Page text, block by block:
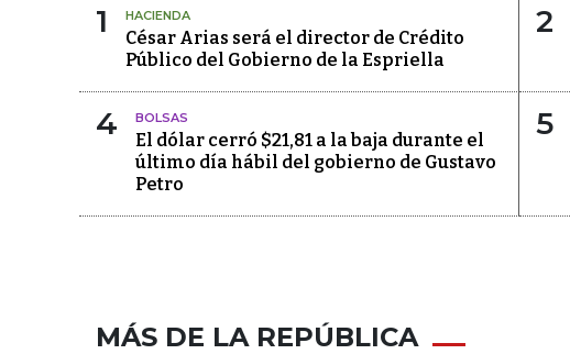
1 HACIENDA
César Arias será el director de Crédito
Público del Gobierno de la Espriella
2
4 BOLSAS
El dólar cerró $21,81 a la baja durante el
último día hábil del gobierno de Gustavo
Petro
5
MÁS DE LA REPÚBLICA